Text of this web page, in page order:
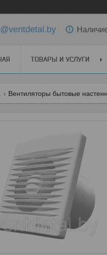
ТОВАРЫ И УСЛУГИ
Вентиляторы бытовые